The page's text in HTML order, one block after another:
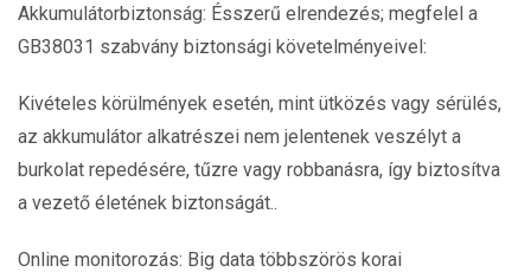
Akkumulátorbiztonság: Ésszerű elrendezés; megfelel a
GB38031 szabvány biztonsági követelményeivel:
Kivételes körülmények esetén, mint ütközés vagy sérülés,
az akkumulátor alkatrészei nem jelentenek veszélyt a
burkolat repedésére, tűzre vagy robbanásra, így biztosítva
a vezető életének biztonságát..
Online monitorozás: Big data többszörös korai